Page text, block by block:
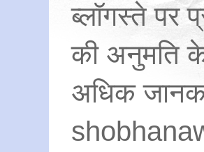
ब्लॉगस्ते पर
की अनुमति
अधिक